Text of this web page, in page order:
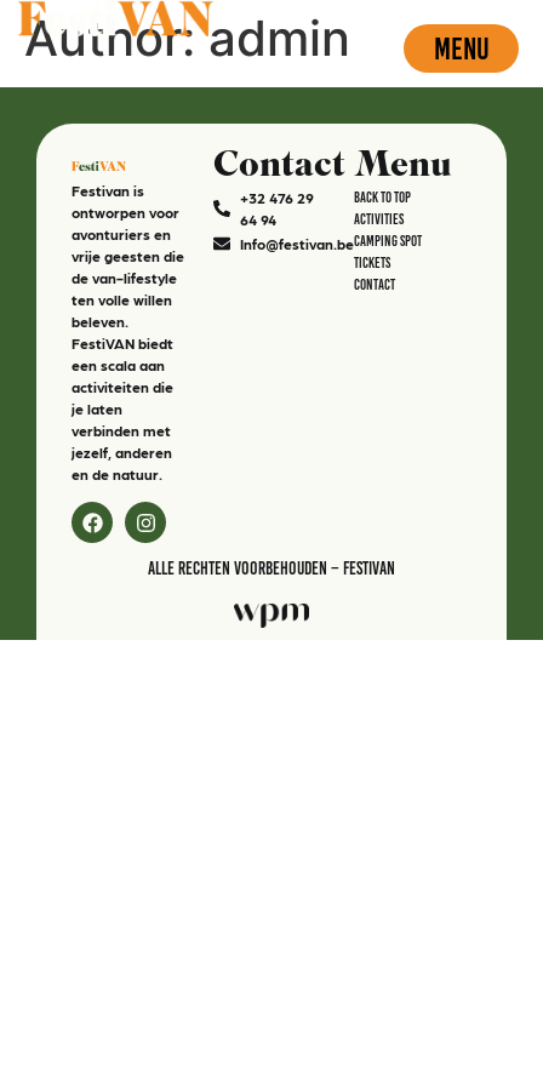
MENU
CLOSE
Author:admin
Festivan is
ontworpen voor
avonturiers en
vrije geesten die
de van-lifestyle
ten volle willen
beleven.
FestiVAN biedt
een scala aan
activiteiten die
je laten
verbinden met
jezelf, anderen
en de natuur.
Contact
+32 476 29
64 94
Info@festivan.be
Menu
Back To Top
Activities
Camping Spot
Tickets
Contact
Alle Rechten Voorbehouden – Festivan